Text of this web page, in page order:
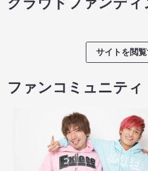
サイトを閲
ファンコミュニティ